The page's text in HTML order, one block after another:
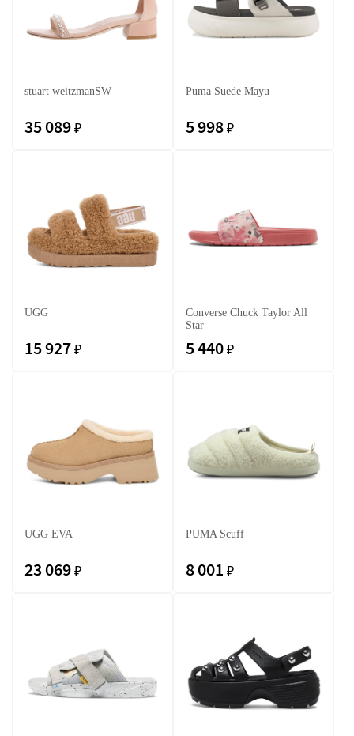
stuart weitzmanSW
35 089 ₽
Puma Suede Mayu
5 998 ₽
UGG
15 927 ₽
Converse Chuck Taylor All
Star
5 440 ₽
UGG EVA
23 069 ₽
PUMA Scuff
8 001 ₽